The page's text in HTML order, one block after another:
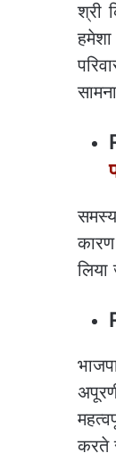
श्री
हमेशा
करते